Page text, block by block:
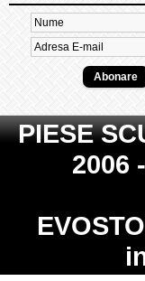
PIESE
2006